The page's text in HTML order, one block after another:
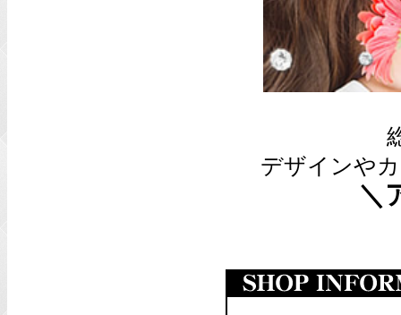
デザインや
＼